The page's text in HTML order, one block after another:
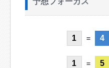
1 = 4
1 = 5